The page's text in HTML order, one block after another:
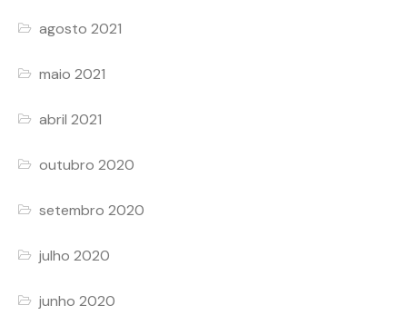
agosto 2021
maio 2021
abril 2021
outubro 2020
setembro 2020
julho 2020
junho 2020